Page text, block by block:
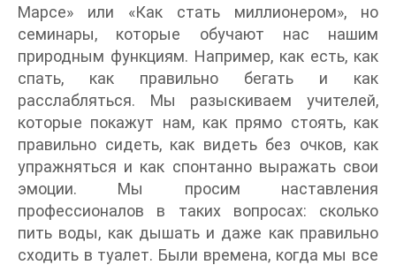
Марсе» или «Как стать миллионером», но
семинары, которые обучают нас нашим
природным функциям. Например, как есть, как
спать, как правильно бегать и как
расслабляться. Мы разыскиваем учителей,
которые покажут нам, как прямо стоять, как
правильно сидеть, как видеть без очков, как
упражняться и как спонтанно выражать свои
эмоции. Мы просим наставления
профессионалов в таких вопросах: сколько
пить воды, как дышать и даже как правильно
сходить в туалет. Были времена, когда мы все